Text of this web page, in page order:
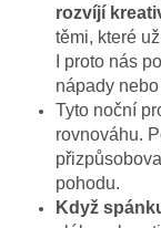
rozvíjí
těmi, které
I proto nás
nápady
Tyto noční
rovnováhu.
pohodu.
Když